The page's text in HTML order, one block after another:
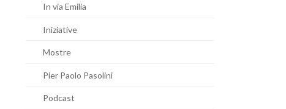
In via Emilia
Iniziative
Mostre
Pier Paolo Pasolini
Podcast